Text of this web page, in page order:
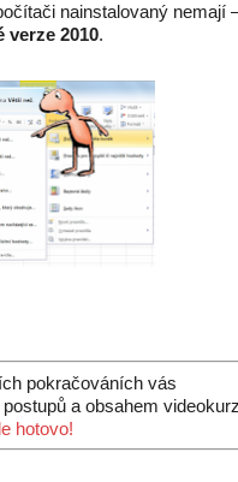
nainstalovaný nemají
verze 2010.
pokračováních vás
a obsahem
hotovo!